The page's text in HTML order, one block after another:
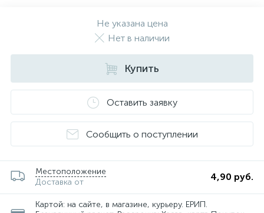
Не указана цена
Нет в наличии
Купить
Оставить заявку
Сообщить о поступлении
Местоположение
Доставка от
4,90 руб.
Картой: на сайте, в магазине, курьеру. ЕРИП.